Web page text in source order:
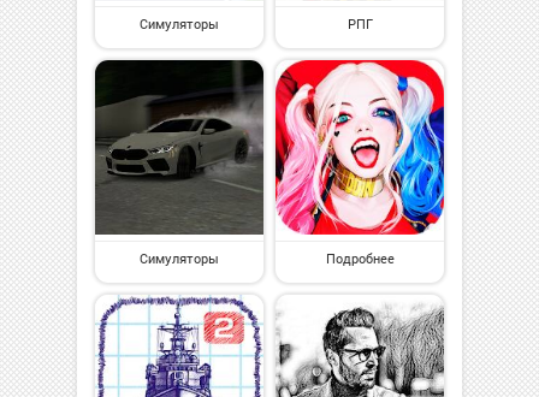
Симуляторы РПГ
Симуляторы Подробнее